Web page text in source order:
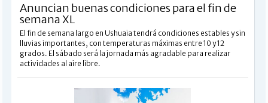
Anuncian buenas condiciones para el fin de
semana XL
El fin de semana largo en Ushuaia tendrá condiciones estables y sin
lluvias importantes, con temperaturas máximas entre 10 y 12
grados. El sábado será la jornada más agradable para realizar
actividades al aire libre.